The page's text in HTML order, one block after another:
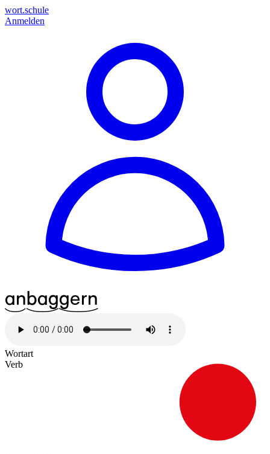
wort.schule
Anmelden
^13an^21bag^26gern
Wortart
Verb